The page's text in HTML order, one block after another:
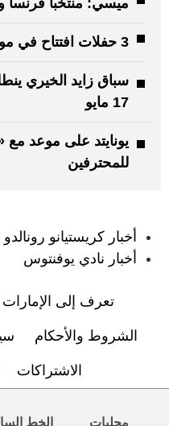
3 حفلات افتتاح في مونديال 2026
سباق زايد الخيري
17 مايو
يونايتد على موعد
للمحترفين
أخبار كريستيانو رونالدو
أخبار نادي يوفنتوس
تعرف إلى الإمارات
الشروط والأحكام
الاشتراكات
محليات الخط